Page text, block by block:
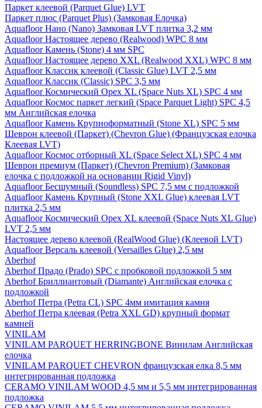
Паркет клеевой (Parquet Glue) LVT
Паркет плюс (Parquet Plus) (Замковая Елочка)
Aquafloor Нано (Nano) Замковая LVT плитка 3,2 мм
Aquafloor Настоящее дерево (Realwood) WPC 8 мм
Aquafloor Камень (Stone) 4 мм SPC
Aquafloor Настоящее дерево XXL (Realwood XXL) WPC 8 мм
Aquafloor Классик клеевой (Classic Glue) LVT 2,5 мм
Aquafloor Классик (Classic) SPC 3,5 мм
Aquafloor Космический Орех XL (Space Nuts XL) SPC 4 мм
Aquafloor Космос паркет легкий (Space Parquet Light) SPC 4,5
мм Английская елочка
Aquafloor Камень Крупноформатный (Stone XL) SPC 5 мм
Шеврон клеевой (Паркет) (Chevron Glue) (Французская елочка
Клеевая LVT)
Aquafloor Космос отборный XL (Space Select XL) SPC 4 мм
Шеврон премиум (Паркет) (Chevron Premium) (Замковая
елочка с подложкой на основании Rigid Vinyl)
Aquafloor Бесшумный (Soundless) SPC 7,5 мм с подложкой
Aquafloor Камень Крупный (Stone XXL Glue) клеевая LVT
плитка 2,5 мм
Aquafloor Космический Орех XL клеевой (Space Nuts XL Glue)
LVT 2,5 мм
Настоящее дерево клеевой (RealWood Glue) (Клеевой LVT)
Aquafloor Версаль клеевой (Versailles Glue) 2,5 мм
Aberhof
Aberhof Прадо (Prado) SPC с пробковой подложкой 5 мм
Aberhof Бриллиантовый (Diamante) Английская елочка с
подложкой
Aberhof Петра (Petra CL) SPC 4мм имитация камня
Aberhof Петра клеевая (Petra XXL GD) крупный формат
камней
VINILAM
VINILAM PARQUET HERRINGBONE Винилам Английская
елочка
VINILAM PARQUET CHEVRON французская елка 8,5 мм
интегрированная подложка
CERAMO VINILAM WOOD 4,5 мм и 5,5 мм интегрированная
подложка